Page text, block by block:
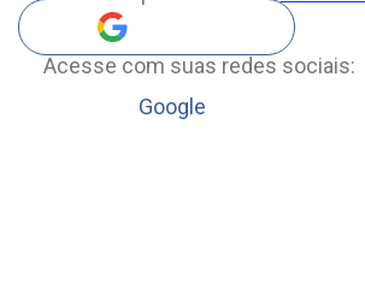
Acesse com suas redes sociais:
Google